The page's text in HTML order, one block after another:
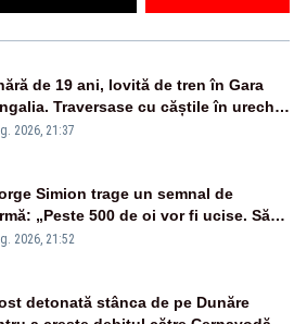
de 19 ani, lovită de tren în Gara
Traversase cu căștile în urechi
printr-un loc nepermis
2026, 21:37
Simion trage un semnal de
„Peste 500 de oi vor fi ucise. Să
dacă ciobanii vor fi despăgubiți”
2026, 21:52
detonată stânca de pe Dunăre